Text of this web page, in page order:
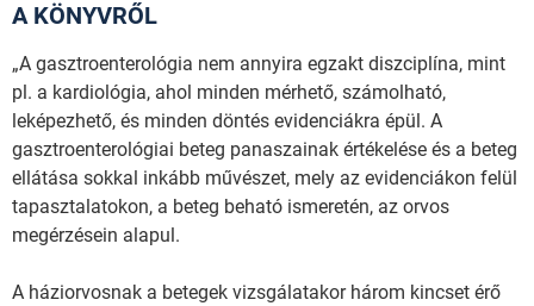
A KÖNYVRŐL
„A gasztroenterológia nem annyira egzakt diszciplína, mint
pl. a kardiológia, ahol minden mérhető, számolható,
leképezhető, és minden döntés evidenciákra épül. A
gasztroenterológiai beteg panaszainak értékelése és a beteg
ellátása sokkal inkább művészet, mely az evidenciákon felül
tapasztalatokon, a beteg beható ismeretén, az orvos
megérzésein alapul.
A háziorvosnak a betegek vizsgálatakor három kincset érő